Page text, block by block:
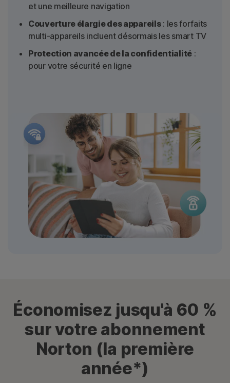
et une meilleure navigation
Couverture élargie des appareils: les forfaits
multi-appareils incluent désormais les smart TV
Protection avancée de la confidentialité :
pour votre sécurité en ligne
Économisez jusqu'à 60 %
sur votre abonnement
Norton (la première
année*)